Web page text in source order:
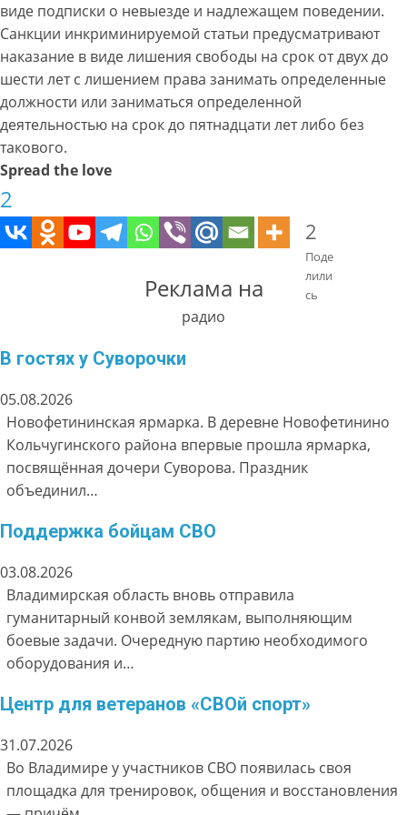
виде подписки о невыезде и надлежащем поведении.
Санкции инкриминируемой статьи предусматривают
наказание в виде лишения свободы на срок от двух до
шести лет с лишением права занимать определенные
должности или заниматься определенной
деятельностью на срок до пятнадцати лет либо без
такового.
Spread the love
2
2
Поде
лили
сь
Реклама на
радио
В гостях у Суворочки
05.08.2026
Новофетининская ярмарка. В деревне Новофетинино
Кольчугинского района впервые прошла ярмарка,
посвящённая дочери Суворова. Праздник
объединил…
Поддержка бойцам СВО
03.08.2026
Владимирская область вновь отправила
гуманитарный конвой землякам, выполняющим
боевые задачи. Очередную партию необходимого
оборудования и…
Центр для ветеранов «СВОй спорт»
31.07.2026
Во Владимире у участников СВО появилась своя
площадка для тренировок, общения и восстановления